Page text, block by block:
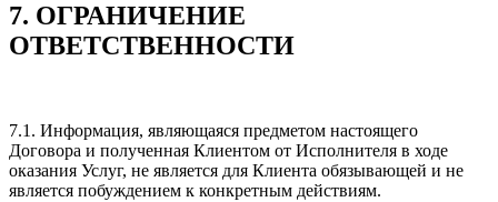
7. ОГРАНИЧЕНИЕ
ОТВЕТСТВЕННОСТИ
7.1. Информация, являющаяся предметом настоящего
Договора и полученная Клиентом от Исполнителя в ходе
оказания Услуг, не является для Клиента обязывающей и не
является побуждением к конкретным действиям.